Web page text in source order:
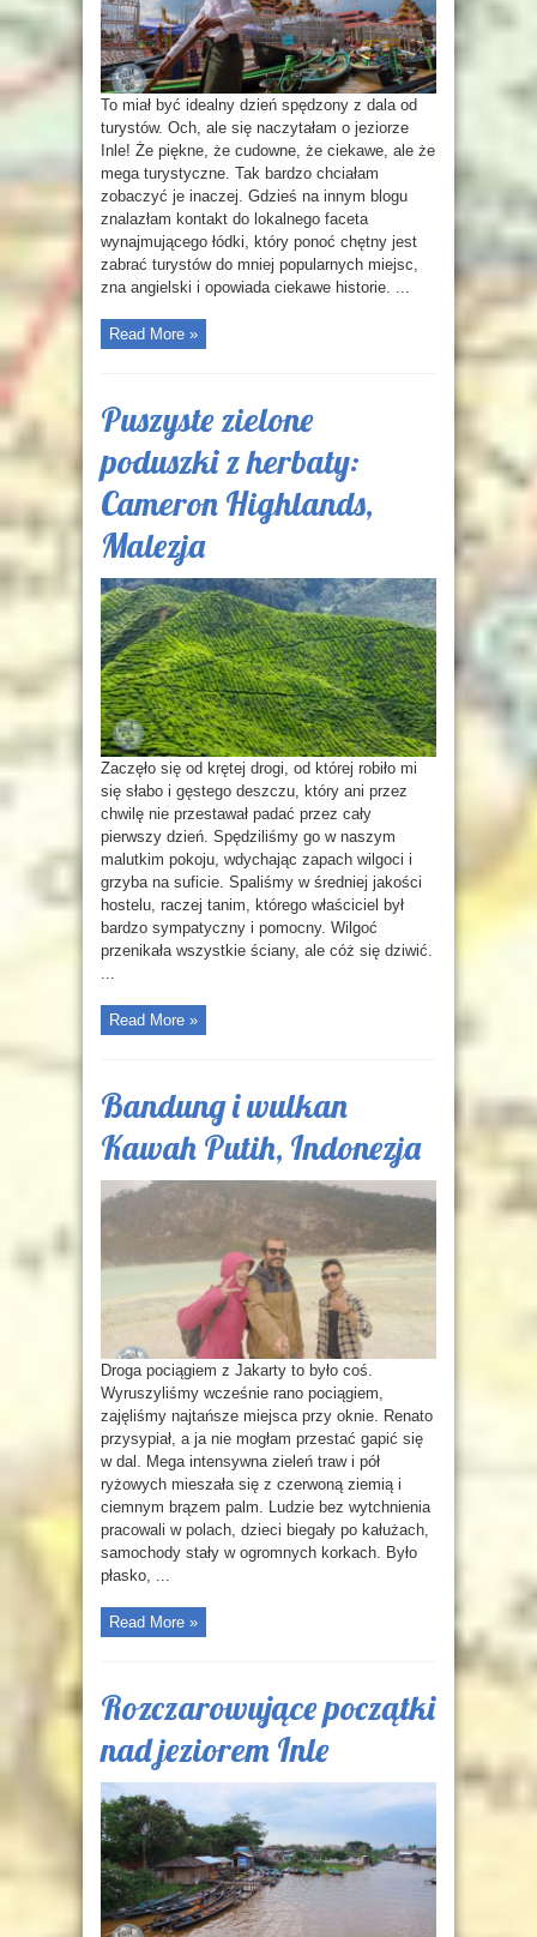
To miał być idealny dzień spędzony z dala od
turystów. Och, ale się naczytałam o jeziorze
Inle! Że piękne, że cudowne, że ciekawe, ale że
mega turystyczne. Tak bardzo chciałam
zobaczyć je inaczej. Gdzieś na innym blogu
znalazłam kontakt do lokalnego faceta
wynajmującego łódki, który ponoć chętny jest
zabrać turystów do mniej popularnych miejsc,
zna angielski i opowiada ciekawe historie. ...
Read More »
Puszyste zielone
poduszki z herbaty:
Cameron Highlands,
Malezja
Zaczęło się od krętej drogi, od której robiło mi
się słabo i gęstego deszczu, który ani przez
chwilę nie przestawał padać przez cały
pierwszy dzień. Spędziliśmy go w naszym
malutkim pokoju, wdychając zapach wilgoci i
grzyba na suficie. Spaliśmy w średniej jakości
hostelu, raczej tanim, którego właściciel był
bardzo sympatyczny i pomocny. Wilgoć
przenikała wszystkie ściany, ale cóż się dziwić.
...
Read More »
Bandung i wulkan
Kawah Putih, Indonezja
Droga pociągiem z Jakarty to było coś.
Wyruszyliśmy wcześnie rano pociągiem,
zajęliśmy najtańsze miejsca przy oknie. Renato
przysypiał, a ja nie mogłam przestać gapić się
w dal. Mega intensywna zieleń traw i pół
ryżowych mieszała się z czerwoną ziemią i
ciemnym brązem palm. Ludzie bez wytchnienia
pracowali w polach, dzieci biegały po kałużach,
samochody stały w ogromnych korkach. Było
płasko, ...
Read More »
Rozczarowujące początki
nad jeziorem Inle